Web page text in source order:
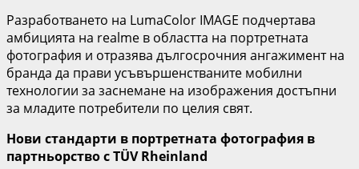
Разработването на LumaColor IMAGE подчертава
амбицията на realme в областта на портретната
фотография и отразява дългосрочния ангажимент на
бранда да прави усъвършенстваните мобилни
технологии за заснемане на изображения достъпни
за младите потребители по целия свят.
Нови стандарти в портретната фотография в
партньорство сTÜV Rheinland